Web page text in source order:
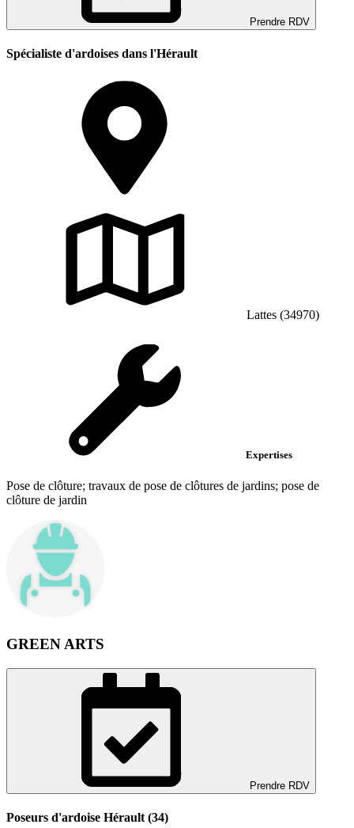
Prendre RDV
Spécialiste d'ardoises dans l'Hérault
Lattes (34970)
Expertises
Pose de clôture; travaux de pose de clôtures de jardins; pose de
clôture de jardin
GREEN ARTS
Prendre RDV
Poseurs d'ardoise Hérault (34)